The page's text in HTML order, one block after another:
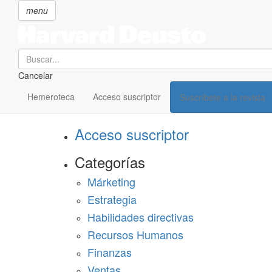
menu
Search
Cancelar
Hemeroteca Acceso suscriptor Suscríbete a la revista
SECCIONES
Suscríbete a Harvard Deusto
Acceso suscriptor
Categorías
Márketing
Estrategia
Habilidades directivas
Recursos Humanos
Finanzas